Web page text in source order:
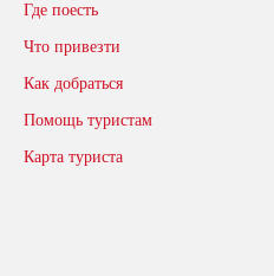
Где поесть
Что привезти
Как добраться
Помощь туристам
Карта туриста